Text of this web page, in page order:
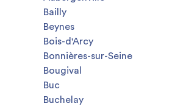
Bailly
Beynes
Bois-d'Arcy
Bonnières-sur-Seine
Bougival
Buc
Buchelay